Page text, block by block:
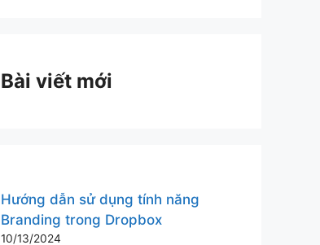
Bài viết mới
Hướng dẫn sử dụng tính năng
Branding trong Dropbox
10/13/2024